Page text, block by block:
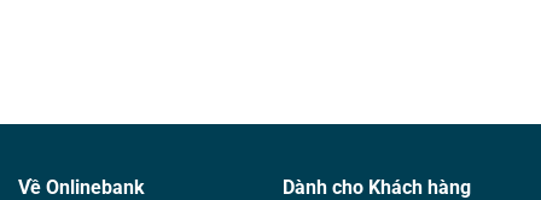
Về Onlinebank Dành cho Khách hàng